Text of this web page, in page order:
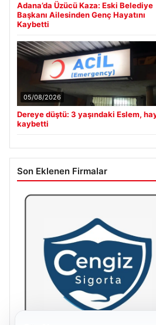
Adana’da Üzücü Kaza: Eski Belediye
Başkanı Ailesinden Genç Hayatını
Kaybetti
05/08/2026
Dereye düştü: 3 yaşındaki Eslem,
kaybetti
Son Eklenen Firmalar